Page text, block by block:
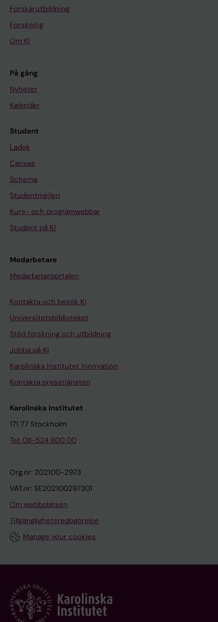
Forskarutbildning
Forskning
Om KI
På gång
Nyheter
Kalender
Student
Ladok
Canvas
Schema
Studentmejlen
Kurs- och programwebbar
Student på KI
Medarbetare
Medarbetarportalen
Kontakta och besök KI
Universitetsbiblioteket
Stöd forskning och utbildning
Jobba på KI
Karolinska Institutet Innovation
Kontakta presstjänsten
Karolinska Institutet
171 77 Stockholm
Tel: 08-524 800 00
Org.nr: 202100-2973
VAT.nr: SE202100297301
Om webbplatsen
Tillgänglighetsredogörelse
Manage your cookies